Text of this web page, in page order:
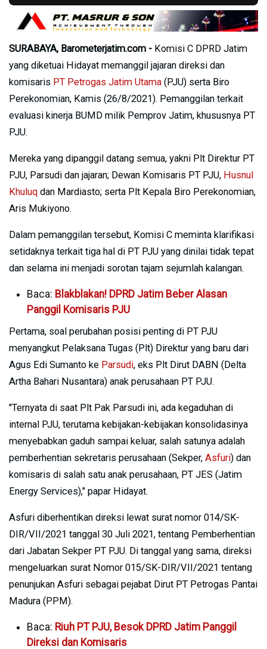
SURABAYA, Barometerjatim.com - Komisi C DPRD Jatim
yang diketuai Hidayat memanggil jajaran direksi dan
komisaris PT Petrogas Jatim Utama (PJU) serta Biro
Perekonomian, Kamis (26/8/2021). Pemanggilan terkait
evaluasi kinerja BUMD milik Pemprov Jatim, khususnya PT
PJU.
Mereka yang dipanggil datang semua, yakni Plt Direktur PT
PJU, Parsudi dan jajaran; Dewan Komisaris PT PJU, Husnul
Khuluq dan Mardiasto; serta Plt Kepala Biro Perekonomian,
Aris Mukiyono.
Dalam pemanggilan tersebut, Komisi C meminta klarifikasi
setidaknya terkait tiga hal di PT PJU yang dinilai tidak tepat
dan selama ini menjadi sorotan tajam sejumlah kalangan.
Baca: Blakblakan! DPRD Jatim Beber Alasan
Panggil Komisaris PJU
Pertama, soal perubahan posisi penting di PT PJU
menyangkut Pelaksana Tugas (Plt) Direktur yang baru dari
Agus Edi Sumanto ke Parsudi, eks Plt Dirut DABN (Delta
Artha Bahari Nusantara) anak perusahaan PT PJU.
"Ternyata di saat Plt Pak Parsudi ini, ada kegaduhan di
internal PJU, terutama kebijakan-kebijakan konsolidasinya
menyebabkan gaduh sampai keluar, salah satunya adalah
pemberhentian sekretaris perusahaan (Sekper, Asfuri) dan
komisaris di salah satu anak perusahaan, PT JES (Jatim
Energy Services)," papar Hidayat.
Asfuri diberhentikan direksi lewat surat nomor 014/SK-
DIR/VII/2021 tanggal 30 Juli 2021, tentang Pemberhentian
dari Jabatan Sekper PT PJU. Di tanggal yang sama, direksi
mengeluarkan surat Nomor 015/SK-DIR/VII/2021 tentang
penunjukan Asfuri sebagai pejabat Dirut PT Petrogas Pantai
Madura (PPM).
Baca: Riuh PT PJU, Besok DPRD Jatim Panggil
Direksi dan Komisaris